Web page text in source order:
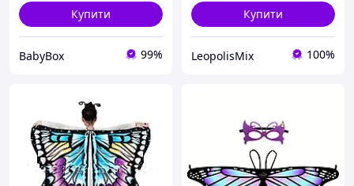
Купити
BabyBox 99%
Купити
LeopolisMix 100%